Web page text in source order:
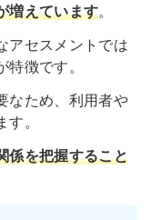
増えています。
アセスメントでは
徴です。
なため、利用者や
。
係を把握すること